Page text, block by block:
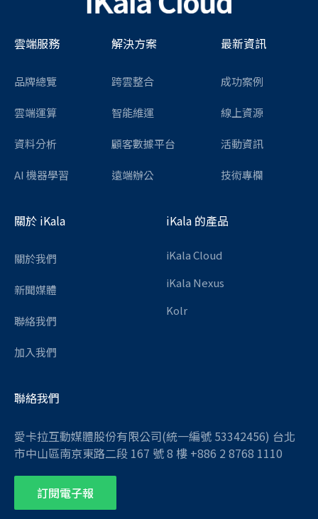
雲端服務
品牌總覽
雲端運算
資料分析
AI 機器學習
解決方案
跨雲整合
智能維運
顧客數據平台
遠端辦公
最新資訊
成功案例
線上資源
活動資訊
技術專欄
關於 iKala
關於我們
新聞媒體
聯絡我們
加入我們
iKala 的產品
iKala Cloud
iKala Nexus
Kolr
聯絡我們
愛卡拉互動媒體股份有限公司(統一編號 53342456) 台北
市中山區南京東路二段 167 號 8 樓 +886 2 8768 1110
訂閱電子報